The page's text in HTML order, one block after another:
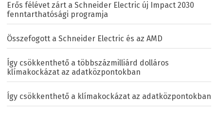
Erős félévet zárt a Schneider Electric új Impact 2030
fenntarthatósági programja
Összefogott a Schneider Electric és az AMD
Így csökkenthető a többszázmilliárd dolláros
klímakockázat az adatközpontokban
Így csökkenthető a klímakockázat az adatközpontokban